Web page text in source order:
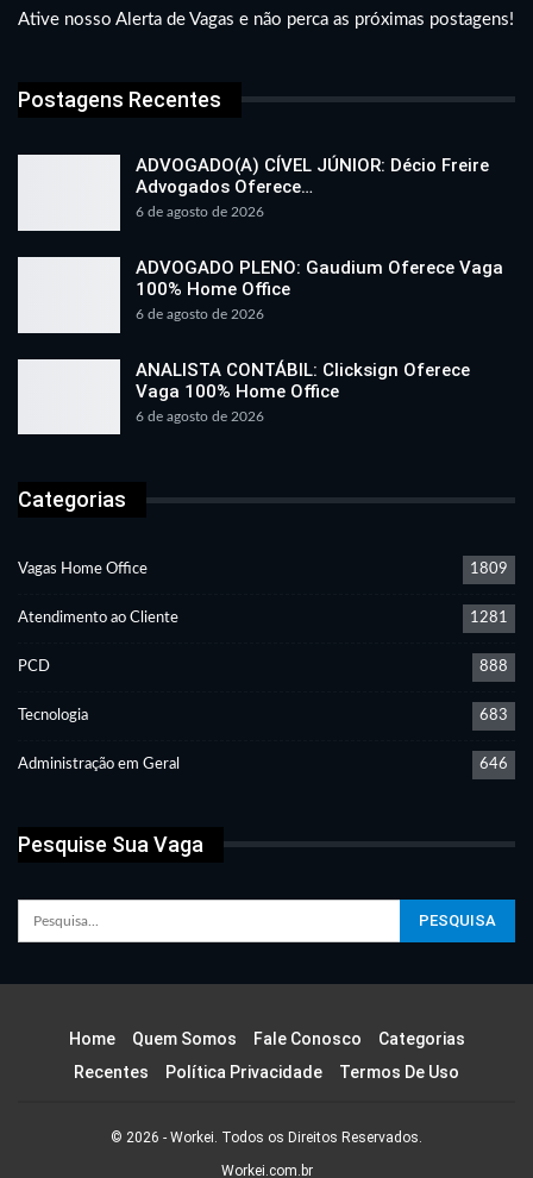
Ative nosso Alerta de Vagas e não perca as próximas postagens!
Postagens Recentes
ADVOGADO(A) CÍVEL JÚNIOR: Décio Freire
Advogados Oferece…
6 de agosto de 2026
ADVOGADO PLENO: Gaudium Oferece Vaga
100% Home Office
6 de agosto de 2026
ANALISTA CONTÁBIL: Clicksign Oferece
Vaga 100% Home Office
6 de agosto de 2026
Categorias
Vagas Home Office 1809
Atendimento ao Cliente 1281
PCD 888
Tecnologia 683
Administração em Geral 646
Pesquise Sua Vaga
Home Quem Somos Fale Conosco
Categorias
Recentes
Política Privacidade Termos De Uso
© 2026 - Workei. Todos os Direitos Reservados.
Workei.com.br